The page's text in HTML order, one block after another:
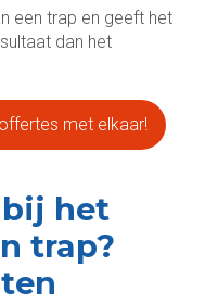
een trap en geeft het
dan het
met elkaar!
het
trap?